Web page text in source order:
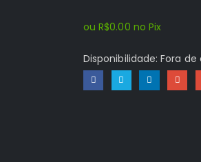
ou R$0.00 no Pix
Disponibilidade:Fora de